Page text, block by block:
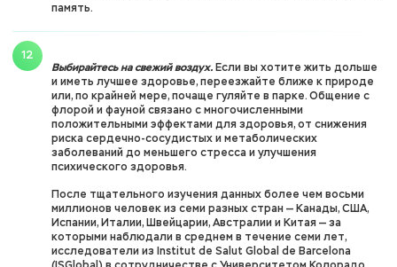
память.
Выбирайтесь на свежий воздух. Если вы хотите жить дольше
и иметь лучшее здоровье, переезжайте ближе к природе
или, по крайней мере, почаще гуляйте в парке. Общение с
флорой и фауной связано с многочисленными
положительными эффектами для здоровья, от снижения
риска сердечно-сосудистых и метаболических
заболеваний до меньшего стресса и улучшения
психического здоровья.
После тщательного изучения данных более чем восьми
миллионов человек из семи разных стран — Канады, США,
Испании, Италии, Швейцарии, Австралии и Китая — за
которыми наблюдали в среднем в течение семи лет,
исследователи из Institut de Salut Global de Barcelona